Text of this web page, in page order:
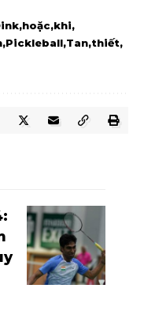
hoặc khi
Pickleball Tan thiết